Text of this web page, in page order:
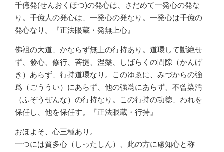
千億発(せんおくほつ)の発心は、さだめて一発心の発な
り。千億人の発心は、一発心の発なり。一発心は千億の
発心なり。『正法眼蔵・発無上心』
佛祖の大道、かならず無上の行持あり。道環して斷絶せ
ず、發心、修行、菩提、涅槃、しばらくの間隙（かんげ
き）あらず、行持道環なり。このゆゑに、みづからの強
爲（ごううい）にあらず、他の強爲にあらず、不曾染汚
（ふぞうぜんな）の行持なり。この行持の功徳、われを
保任し、他を保任す。『正法眼蔵・行持』
おほよそ、心三種あり。
一つには質多心（しったしん）、此の方に慮知心と称